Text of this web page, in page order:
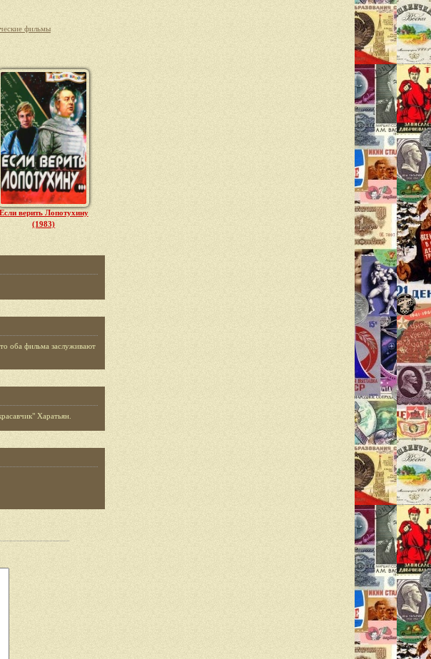
фильмы
Если верить Лопотухину
(1983)
оба фильма заслуживают
Харатьян.